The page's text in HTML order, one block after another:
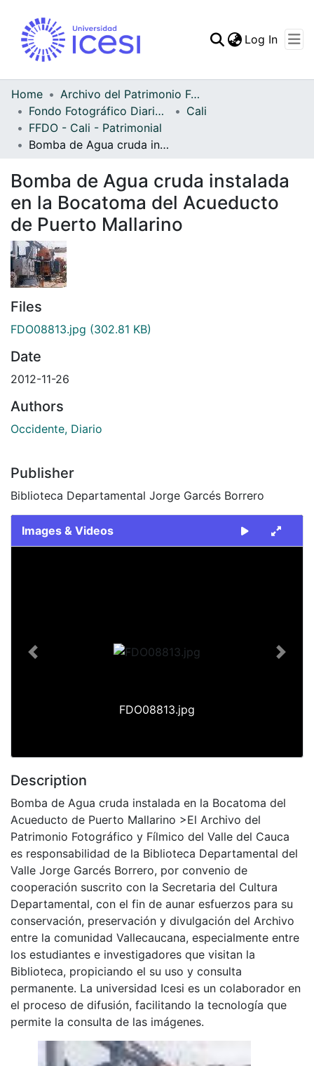
Statistics
Log In
Home
Archivo del Patrimonio Fotográfico y Fílmico del Valle del Cauca
Fondo Fotográfico Diario Occidente
Cali
FFDO - Cali - Patrimonial
Bomba de Agua cruda instalada en la Bocatoma del Acueducto de Puerto Mallarino
Bomba de Agua cruda instalada
en la Bocatoma del Acueducto
de Puerto Mallarino
Files
FDO08813.jpg (302.81 KB)
Date
2012-11-26
Authors
Occidente, Diario
Publisher
Biblioteca Departamental Jorge Garcés Borrero
Images & Videos
FDO08813.jpg
Previous Next
Description
Bomba de Agua cruda instalada en la Bocatoma del
Acueducto de Puerto Mallarino >El Archivo del
Patrimonio Fotográfico y Fílmico del Valle del Cauca
es responsabilidad de la Biblioteca Departamental del
Valle Jorge Garcés Borrero, por convenio de
cooperación suscrito con la Secretaria del Cultura
Departamental, con el fin de aunar esfuerzos para su
conservación, preservación y divulgación del Archivo
entre la comunidad Vallecaucana, especialmente entre
los estudiantes e investigadores que visitan la
Biblioteca, propiciando el su uso y consulta
permanente. La universidad Icesi es un colaborador en
el proceso de difusión, facilitando la tecnología que
permite la consulta de las imágenes.